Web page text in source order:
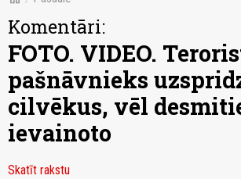
Komentāri:
FOTO. VIDEO.
pašnāvnieks
cilvēkus, vēl
ievainoto
Skatīt rakstu